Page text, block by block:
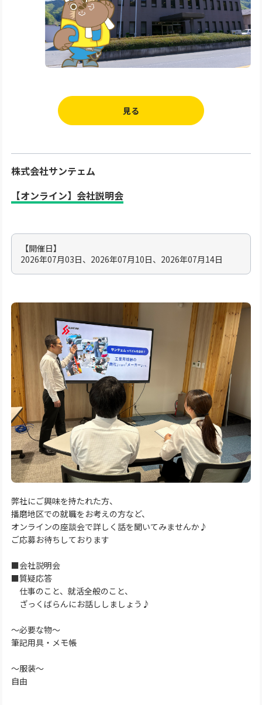
見る
株式会社サンテェム
【オンライン】会社説明会
【開催日】
2026年07月03日、2026年07月10日、2026年07月14日
弊社にご興味を持たれた方、
播磨地区での就職をお考えの方など、
オンラインの座談会で詳しく話を聞いてみませんか♪
ご応募お待ちしております
■会社説明会
■質疑応答
仕事のこと、就活全般のこと、
ざっくばらんにお話ししましょう♪
～必要な物～
筆記用具・メモ帳
～服装～
自由